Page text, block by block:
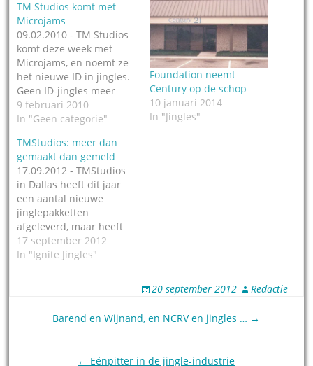
TM Studios komt met
Microjams
09.02.2010 - TM Studios
komt deze week met
Microjams, en noemt ze
het nieuwe ID in jingles.
Geen ID-jingles meer
met een koortje gemaakt,
maar losse solostemmen
die je zo in de platen
kunt mixen: ze hebben
hetzelfde ritme als the
hits of the day. Zo…
9 februari 2010
In "Geen categorie"
Foundation neemt
Century op de schop
10 januari 2014
In "Jingles"
TMStudios: meer dan
gemaakt dan gemeld
17.09.2012 - TMStudios
in Dallas heeft dit jaar
een aantal nieuwe
jinglepakketten
afgeleverd, maar heeft
het tegelijkertijd zó druk,
dat er geen tijd is die
is vervaardigd in
17 september 2012
In "Ignite Jingles"
20 september 2012 Redactie
Barend en Wijnand, en NCRV en jingles … →
← Eénpitter in de jingle-industrie